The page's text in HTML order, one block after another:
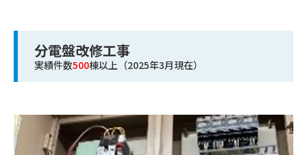
分電盤改修工事
実績件数500棟以上（2025年3月現在）